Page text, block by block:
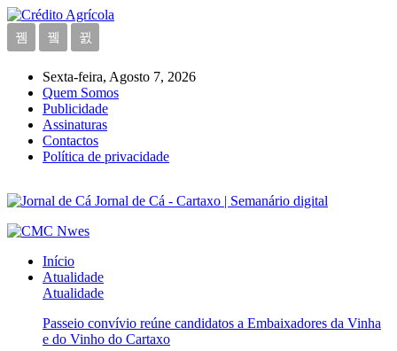
Sexta-feira, Agosto 7, 2026
Quem Somos
Publicidade
Assinaturas
Contactos
Política de privacidade
Jornal de Cá - Cartaxo | Semanário digital
Início
Atualidade
Atualidade
Passeio convívio reúne candidatos a Embaixadores da Vinha
e do Vinho do Cartaxo